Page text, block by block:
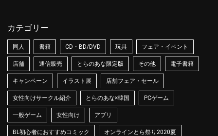
カテゴリー
同人 書籍 CD・BD/DVD 玩具 フェア・イベント
店舗 通信販売 とらのあな限定版 その他 電子書籍
キャンペーン イラスト展 店舗フェア・セール
女性向けサークル紹介 とらのあな×韓国 PCゲーム
一般ゲーム 女性向け アプリ
BL初心者におすすめコミック オンラインとら祭り2020夏